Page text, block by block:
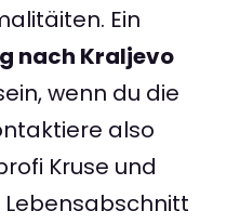
Ein
nach Kraljevo
wenn du die
also
Kruse und